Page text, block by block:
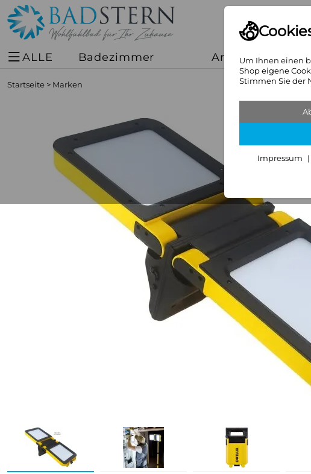
Um Ihnen einen
Shop eigene
Stimmen Sie der
Impressum
ALLE Badezimmer Armaturen
Startseite > Marken